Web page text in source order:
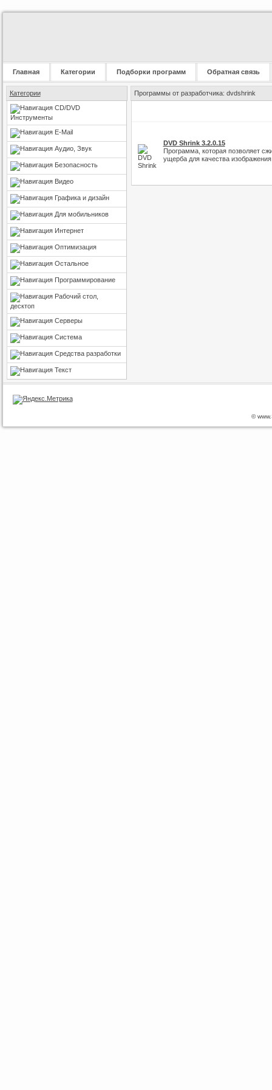
Главная Категории Подборки программ Обратная связь
Категории
CD/DVD
Инструменты
E-Mail
Аудио, Звук
Безопасность
Видео
Графика и дизайн
Для мобильников
Интернет
Оптимизация
Остальное
Программирование
Рабочий стол,
десктоп
Серверы
Система
Средства разработки
Текст
Программы от разработчика: dvdshrink
DVD Shrink 3.2.0.15
Программа, которая позволяет
ущерба для качества
©